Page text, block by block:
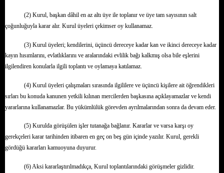
(2) Kurul, başkan dâhil en az altı üye ile toplanır ve üye tam sayısının salt
çoğunluğuyla karar alır. Kurul üyeleri çekimser oy kullanamaz.
(3) Kurul üyeleri; kendilerini, üçüncü dereceye kadar kan ve ikinci dereceye kadar
kayın hısımlarını, evlatlıklarını ve aralarındaki evlilik bağı kalkmış olsa bile eşlerini
ilgilendiren konularla ilgili toplantı ve oylamaya katılamaz.
(4) Kurul üyeleri çalışmaları sırasında ilgililere ve üçüncü kişilere ait öğrendikleri
sırları bu konuda kanunen yetkili kılınan mercilerden başkasına açıklayamazlar ve kendi
yararlarına kullanamazlar. Bu yükümlülük görevden ayrılmalarından sonra da devam eder.
(5) Kurulda görüşülen işler tutanağa bağlanır. Kararlar ve varsa karşı oy
gerekçeleri karar tarihinden itibaren en geç on beş gün içinde yazılır. Kurul, gerekli
gördüğü kararları kamuoyuna duyurur.
(6) Aksi kararlaştırılmadıkça, Kurul toplantılarındaki görüşmeler gizlidir.